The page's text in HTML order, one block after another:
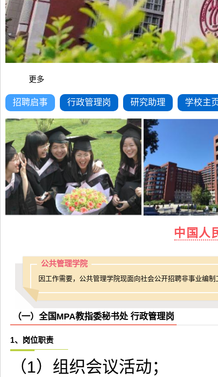
更多
招聘启事 行政管理岗 研究助理 学校主
中国人
公共管理学院
因工作需要，公共管理学院现面向社会公开招聘非事业编
（一）全国MPA教指委秘书处 行政管理岗
1、岗位职责
（1）组织会议活动；